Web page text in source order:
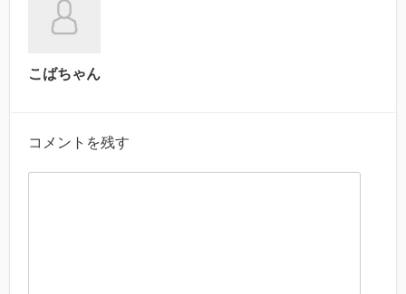
こばちゃん
コメントを残す